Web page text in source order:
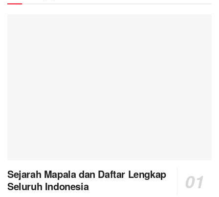
Sejarah Mapala dan Daftar Lengkap
Seluruh Indonesia